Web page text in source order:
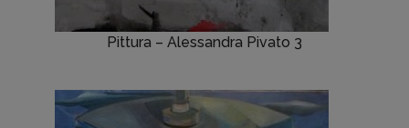
Pittura – Alessandra Pivato 3